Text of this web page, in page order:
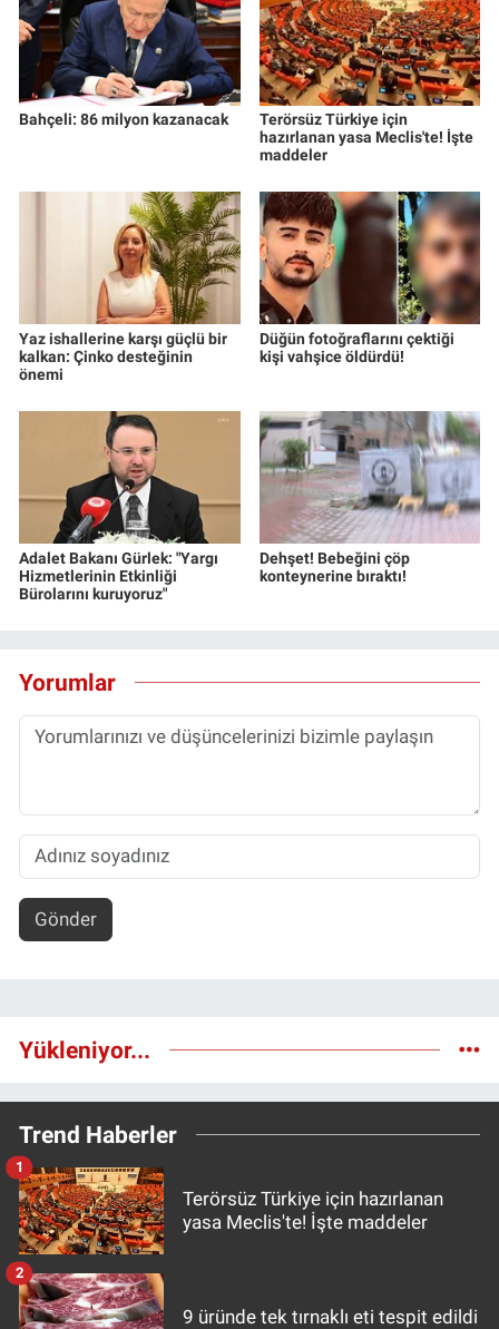
Bahçeli: 86 milyon kazanacak
Terörsüz Türkiye için
hazırlanan yasa Meclis'te! İşte
maddeler
Yaz ishallerine karşı güçlü bir
kalkan: Çinko desteğinin
önemi
Düğün fotoğraflarını çektiği
kişi vahşice öldürdü!
Adalet Bakanı Gürlek: "Yargı
Hizmetlerinin Etkinliği
Bürolarını kuruyoruz"
Dehşet! Bebeğini çöp
konteynerine bıraktı!
Yorumlar
Gönder
Yükleniyor...
Trend Haberler
Terörsüz Türkiye için hazırlanan
yasa Meclis'te! İşte maddeler
1
9 üründe tek tırnaklı eti tespit edildi
2